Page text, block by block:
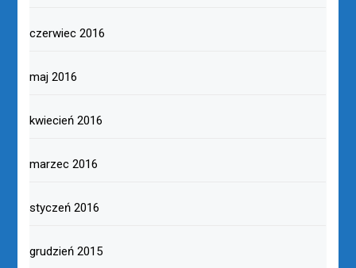
czerwiec 2016
maj 2016
kwiecień 2016
marzec 2016
styczeń 2016
grudzień 2015